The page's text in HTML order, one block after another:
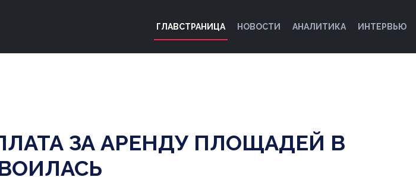
ГЛАВСТРАНИЦА НОВОСТИ АНАЛИТИКА ИНТЕРВЬЮ
ЗА АРЕНДУ ПЛОЩАДЕЙ В